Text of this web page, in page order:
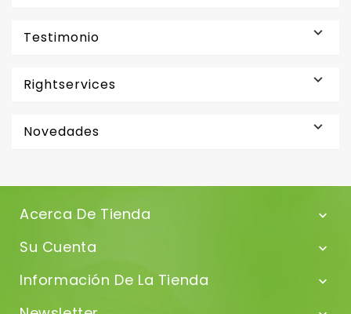
Testimonio 
Rightservices 
Novedades 
Acerca De Tienda 
Su Cuenta 
Información De La Tienda 